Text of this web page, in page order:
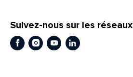
Suivez-nous sur les réseaux
Facebook
Instagram
YoutubeLinkedIn